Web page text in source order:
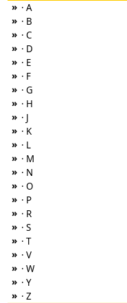
» · A
» · B
» · C
» · D
» · E
» · F
» · G
» · H
» · J
» · K
» · L
» · M
» · N
» · O
» · P
» · R
» · S
» · T
» · V
» · W
» · Y
» · Z